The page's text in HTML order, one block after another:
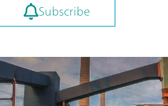
Subscribe